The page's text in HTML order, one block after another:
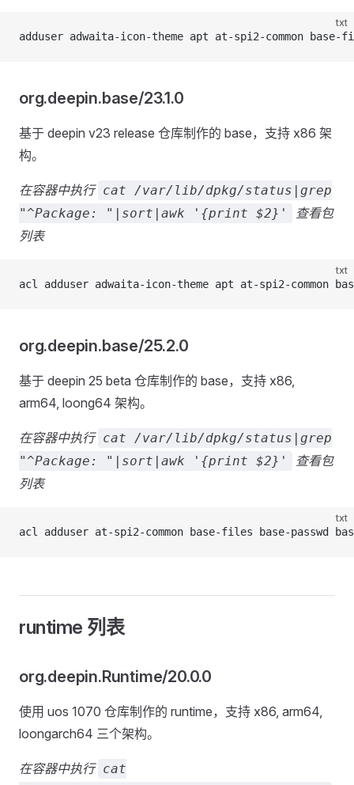
txt
adduser adwaita-icon-theme apt at-spi2-common
org.deepin.base/23.1.0
基于 deepin v23 release 仓库制作的 base，支持 x86 架
构。
在容器中执行 cat /var/lib/dpkg/status|grep
"^Package: "|sort|awk '{print $2}'
查看包
列表
txt
acl adduser adwaita-icon-theme apt at-spi2-
org.deepin.base/25.2.0
基于 deepin 25 beta 仓库制作的 base，支持 x86,
arm64, loong64 架构。
在容器中执行 cat /var/lib/dpkg/status|grep
"^Package: "|sort|awk '{print $2}'
查看包
列表
txt
acl adduser at-spi2-common base-files base-
runtime 列表
org.deepin.Runtime/20.0.0
使用 uos 1070 仓库制作的 runtime，支持 x86, arm64,
loongarch64 三个架构。
在容器中执行 cat